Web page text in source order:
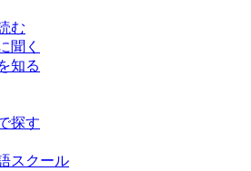
む
聞く
知る
探す
スクール